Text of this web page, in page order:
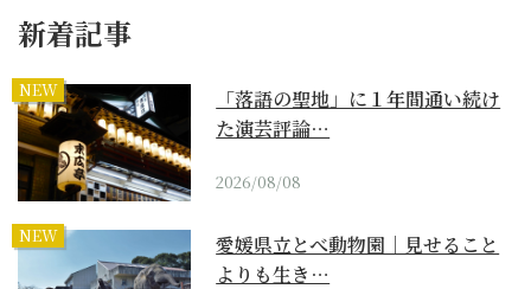
新着記事
NEW
「落語の聖地」に１年間通い続け
た演芸評論…
2026/08/08
NEW
愛媛県立とべ動物園｜見せること
よりも生き…